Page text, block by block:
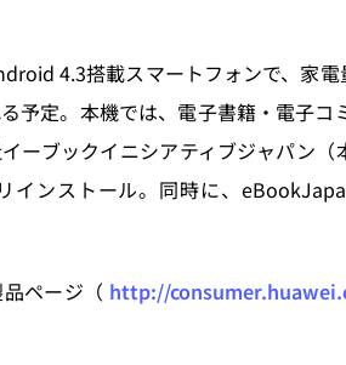
4.3搭載スマートフォンで、家
予定。本機では、電子書籍・電子
ーブックイニシアティブジャパン
インストール。同時に、
ページ（ http://